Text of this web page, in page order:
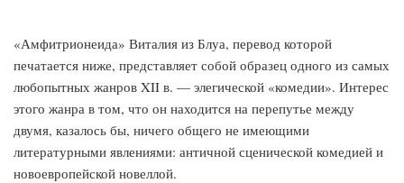
«Амфитрионеида» Виталия из Блуа, перевод которой
печатается ниже, представляет собой образец одного из самых
любопытных жанров XII в. — элегической «комедии». Интерес
этого жанра в том, что он находится на перепутье между
двумя, казалось бы, ничего общего не имеющими
литературными явлениями: античной сценической комедией и
новоевропейской новеллой.